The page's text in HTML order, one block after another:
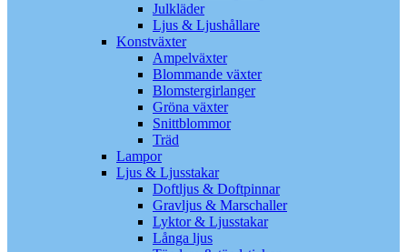
Julkläder
Ljus & Ljushållare
Konstväxter
Ampelväxter
Blommande växter
Blomstergirlanger
Gröna växter
Snittblommor
Träd
Lampor
Ljus & Ljusstakar
Doftljus & Doftpinnar
Gravljus & Marschaller
Lyktor & Ljusstakar
Långa ljus